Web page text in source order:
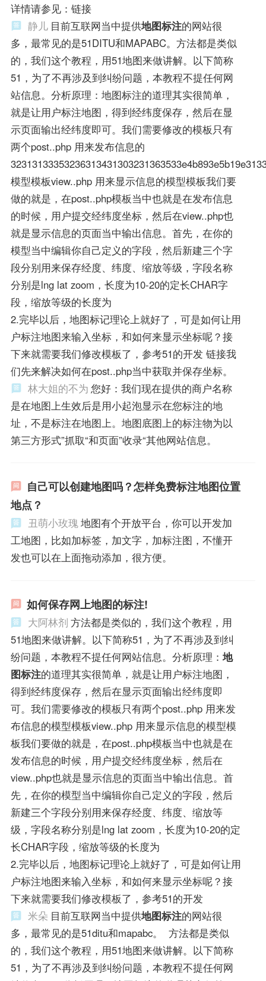
详情请参见：链接
静儿 目前互联网当中提供地图标注的网站很
多，最常见的是51DITU和MAPABC。方法都是类似
的，我们这个教程，用51地图来做讲解。以下简称
51，为了不再涉及到纠纷问题，本教程不提任何网
站信息。分析原理：地图标注的道理其实很简单，
就是让用户标注地图，得到经纬度保存，然后在显
示页面输出经纬度即可。我们需要修改的模板只有
两个post..php 用来发布信息的
模型模板view..php 用来显示信息的模型模板我们要
做的就是，在post..php模板当中也就是在发布信息
的时候，用户提交经纬度坐标，然后在view..php也
就是显示信息的页面当中输出信息。首先，在你的
模型当中编辑你自己定义的字段，然后新建三个字
段分别用来保存经度、纬度、缩放等级，字段名称
分别是lng lat zoom，长度为10-20的定长CHAR字
段，缩放等级的长度为
2.完毕以后，地图标记理论上就好了，可是如何让用
户标注地图来输入坐标，和如何来显示坐标呢？接
下来就需要我们修改模板了，参考51的开发 链接我
们先来解决如何在post..php当中获取并保存坐标。
林大姐的不为 您好：我们现在提供的商户名称
是在地图上生效后是用小起泡显示在您标注的地
址，不是标注在地图上。地图底图上的标注物为以
第三方形式”抓取“和页面”收录“其他网站信息。
自己可以创建地图吗？怎样免费标注地图位置
地点？
丑萌小玫瑰地图有个开放平台，你可以开发加
工地图，比如加标签，加文字，加标注图，不懂开
发也可以在上面拖动添加，很方便。
如何保存网上地图的标注!
大阿林剂 方法都是类似的，我们这个教程，用
51地图来做讲解。以下简称51，为了不再涉及到纠
纷问题，本教程不提任何网站信息。分析原理： 地
图标注的道理其实很简单，就是让用户标注地图，
得到经纬度保存，然后在显示页面输出经纬度即
可。我们需要修改的模板只有两个post..php 用来发
布信息的模型模板view..php 用来显示信息的模型模
板我们要做的就是，在post..php模板当中也就是在
发布信息的时候，用户提交经纬度坐标，然后在
view..php也就是显示信息的页面当中输出信息。首
先，在你的模型当中编辑你自己定义的字段，然后
新建三个字段分别用来保存经度、纬度、缩放等
级，字段名称分别是lng lat zoom，长度为10-20的定
长CHAR字段，缩放等级的长度为
2.完毕以后，地图标记理论上就好了，可是如何让用
户标注地图来输入坐标，和如何来显示坐标呢？接
下来就需要我们修改模板了，参考51的开发
米朵 目前互联网当中提供地图标注的网站很
多，最常见的是51ditu和mapabc。 方法都是类似
的，我们这个教程，用51地图来做讲解。以下简称
51，为了不再涉及到纠纷问题，本教程不提任何网